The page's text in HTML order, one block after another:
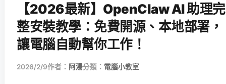
【2026最新】OpenClaw AI 助理完
整安裝教學：免費開源、本地部署，
讓電腦自動幫你工作！
2026/2/9作者： 阿湯分類： 電腦小教室